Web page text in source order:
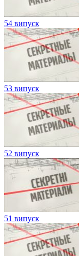
54 випуск
53 випуск
52 випуск
51 випуск